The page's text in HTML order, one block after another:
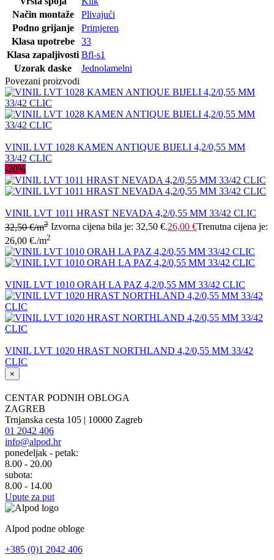
Način montaže
Plivajući
Podno grijanje
Primjeren
Klasa upotrebe
33
Klasa zapaljivosti Bfl-s1
Uzorak daske
Jednolamelni
Povezani proizvodi
VINIL LVT 1028 KAMEN ANTIQUE BIJELI 4,2/0,55 MM
33/42 CLIC
-20%
VINIL LVT 1011 HRAST NEVADA 4,2/0,55 MM 33/42 CLIC
32,50€/m2 Izvorna cijena bila je: 32,50 €.26,00 €Trenutna cijena je:
26,00 €./m2
VINIL LVT 1010 ORAH LA PAZ 4,2/0,55 MM 33/42 CLIC
VINIL LVT 1020 HRAST NORTHLAND 4,2/0,55 MM 33/42
CLIC
×
CENTAR PODNIH OBLOGA
ZAGREB
Trnjanska cesta 105 | 10000 Zagreb
01 2042 406
info@alpod.hr
ponedeljak - petak:
8.00 - 20.00
subota:
8.00 - 14.00
Upute za put
Alpod podne obloge
+385 (0)1 2042 406